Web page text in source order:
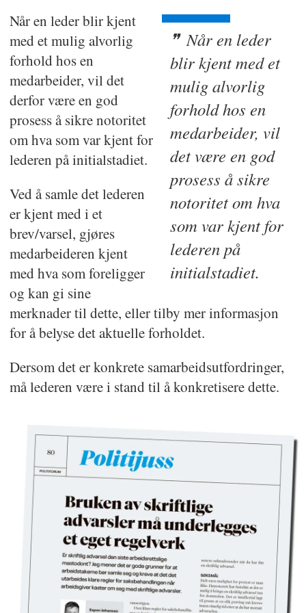
Når en leder
blir kjent med et
mulig alvorlig
forhold hos en
medarbeider, vil
det være en god
prosess å sikre
notoritet om hva
som var kjent for
lederen på
initialstadiet.
Når en leder blir kjent
med et mulig alvorlig
forhold hos en
medarbeider, vil det
derfor være en god
prosess å sikre notoritet
om hva som var kjent for
lederen på initialstadiet.
Ved å samle det lederen
er kjent med i et
brev/varsel, gjøres
medarbeideren kjent
med hva som foreligger
og kan gi sine
merknader til dette, eller tilby mer informasjon
for å belyse det aktuelle forholdet.
Dersom det er konkrete samarbeidsutfordringer,
må lederen være i stand til å konkretisere dette.